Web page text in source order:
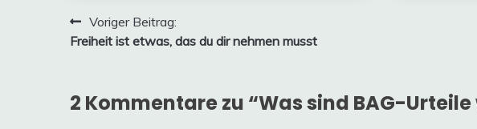
Beitragsnavigation
Voriger Beitrag:
Freiheit ist etwas, das du dir nehmen musst
2 Kommentare zu “Was sind BAG-